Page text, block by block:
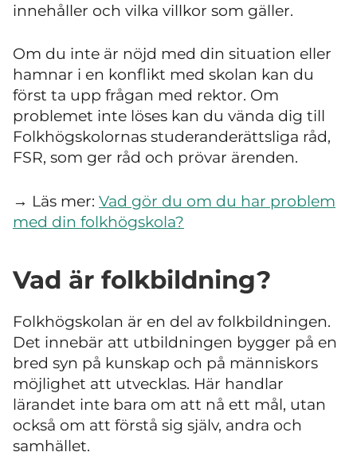
innehåller och vilka villkor som gäller.
Om du inte är nöjd med din situation eller
hamnar i en konflikt med skolan kan du
först ta upp frågan med rektor. Om
problemet inte löses kan du vända dig till
Folkhögskolornas studeranderättsliga råd,
FSR, som ger råd och prövar ärenden.
→ Läs mer: Vad gör du om du har problem
med din folkhögskola?
Vad är folkbildning?
Folkhögskolan är en del av folkbildningen.
Det innebär att utbildningen bygger på en
bred syn på kunskap och på människors
möjlighet att utvecklas. Här handlar
lärandet inte bara om att nå ett mål, utan
också om att förstå sig själv, andra och
samhället.